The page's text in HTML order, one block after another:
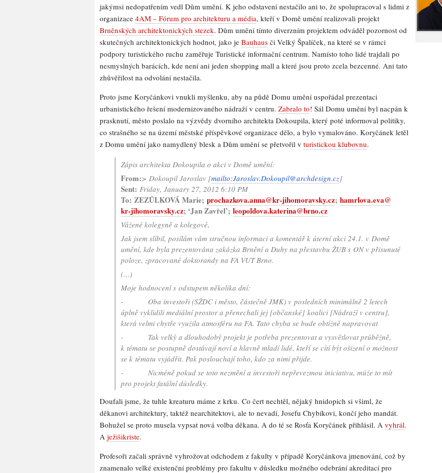
jakýmsi nedopatřením vedl Dům umění. K jeho odstavení nestačilo ani to, že spolupracoval s lidmi z
organizace 4AM – Fórum pro architekturu a média, kteří v Domě umění realizovali projekt
Brněnských architektonických stezek. Dům umění tímto diverzním projektem odváděl pozornost od
skutečných architektonických hodnot, jako je Bauhaus či Velký Špalíček, na které se v rámci
podpory turistického ruchu zaměřuje Turistické informační centrum. Namísto toho lidé trajdali po
nesmyslných barácích, kde není ani jeden shopping mall a které jsou proto zcela bezcenné. Ani tato
zhůvěřilost na odvolání nestačila.
Proto jsme Koryčánkovi vnukli myšlenku, aby na půdě Domu umění uspořádal prezentaci
urbanistického řešení modernizovaného nádraží v centru. Zabralo to! Sál Domu umění byl nacpán k
prasknutí, město poslalo na výzvědy dvorního architekta Dokoupila, který poté informoval politiky,
co strašného se na území městské příspěvkové organizace dělo, a bylo vymalováno. Koryčánek letěl
z Domu umění jako namydlený blesk a Dům umění se přetvořil v turistickou klubovnu.
Zápis architekta Dokoupila o akci v Domě umění:
From:> Dokoupil Jaroslav [mailto:Jaroslav.Dokoupil@archdesign.cz]
Sent: Friday, January 27, 2012 6:10 PM
To: ZEZŮLKOVÁ Marie; prochazkova.anna@kr-jihomoravsky.cz; hamrlova.eva@
kr-jihomoravsky.cz; ‘Jan Zavřel’; leopoldova.katerina@brno.cz
Vážené kolegyně a kolegové,
Jak jsem slíbil, posílám vám stručnou informaci a komentář k úterní akci 24.1. v Domě
umění, kde byla prezentována zakázka Brnění a Duhy na přestavbu ŽUB s ON v přisunuté
poloze, zpracované doktorandy na FA VUT Brno.
(…)
Moje hodnocení s odstupem několika dní:
- Oba investoři (SŽDC i město, částečně JMK) v posledních minimálně 2 letech
úplně vyklidili mediální prostor a přenechali jej [občanské] koalici [Nádraží v centru],
která velmi chytře využila atmosféru na FA. Tato chyba se bude obtížně napravovat
- Tak velký a dlouhodobý projekt je potřeba prezentovat a vysvětlovat průběžně,
k tématu se postupně dostávají noví a hlavně mladí lidé, kteří se cítí být ošizení o možnost
se k tématu vyjádřit. Pak poslouchají toho, kdo za nimi přijde.
- Nicméně pokud se toto nezmění a investoři nepřevezmou iniciativu, může to mít
pro projekt fatální důsledky.
Doufali jsme, že tuhle kreaturu máme z krku. Co čert nechtěl, nějaký hnidopich si všiml, že
děkanovi architektury, taktéž nearchitektovi, ale to nevadí, Josefu Chybíkovi, končí jeho mandát.
Bohužel se proto musela vypsat nová volba děkana. A do té se Rosťa Koryčánek přihlásil. A vyhrál.
A ježišikriste.
Profesoři začali správně vyhrožovat odchodem z fakulty v případě Koryčánkova jmenování, což by
znamenalo velké existenční problémy pro fakultu v důsledku možného odebrání akreditací pro